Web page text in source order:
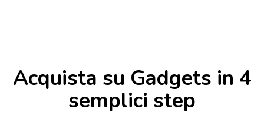
Acquista su Gadgets in 4
semplici step